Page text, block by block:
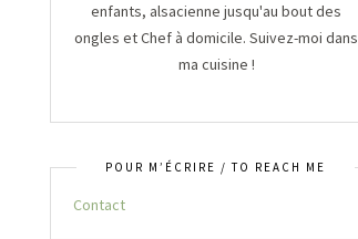
enfants, alsacienne jusqu'au bout des
ongles et Chef à domicile. Suivez-moi dans
ma cuisine !
POUR M’ÉCRIRE / TO REACH ME
Contact